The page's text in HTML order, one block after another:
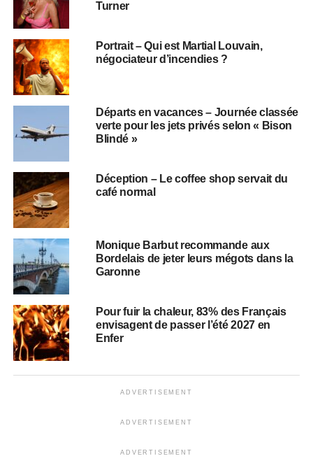
Turner
Portrait – Qui est Martial Louvain,
négociateur d’incendies ?
Départs en vacances – Journée classée
verte pour les jets privés selon « Bison
Blindé »
Déception – Le coffee shop servait du
café normal
Monique Barbut recommande aux
Bordelais de jeter leurs mégots dans la
Garonne
Pour fuir la chaleur, 83% des Français
envisagent de passer l’été 2027 en
Enfer
ADVERTISEMENT
ADVERTISEMENT
ADVERTISEMENT